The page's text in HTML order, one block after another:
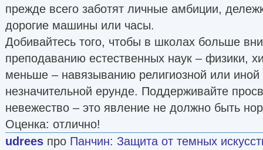
прежде всего заботят личные амбиции,
дорогие машины или часы.
Добивайтесь того, чтобы в школах больше
преподаванию естественных наук – физики,
меньше – навязыванию религиозной или иной
незначительной ерунде. Поддерживайте
невежество – это явление не должно быть
Оценка: отлично!
udrees про Панчин: Защита от темных